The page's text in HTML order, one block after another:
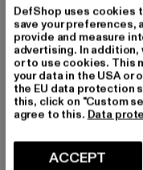
holkkityyppi:
Yksityiskohdat:
Leikkaa: Lyhyt
Tuotemerkki: Mister
Kategoria: Sweat &
Color: schwarz
Valmistaja väri: black
Materiaalin
Art.Nr: MTK139-00007
DefShop uses cookies
save your preferences,
provide and measure
advertising. In
or to use cookies. This
your data in the USA or
the EU data protection
this, click on "Custom
agree to this. Data
ACCEPT